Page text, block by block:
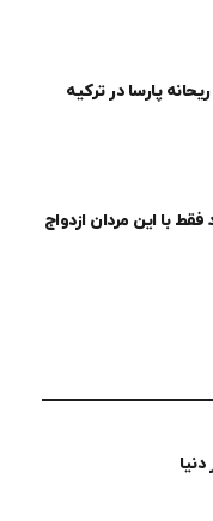
پارسا در ترکیه
فقط با این مردان ازدواج